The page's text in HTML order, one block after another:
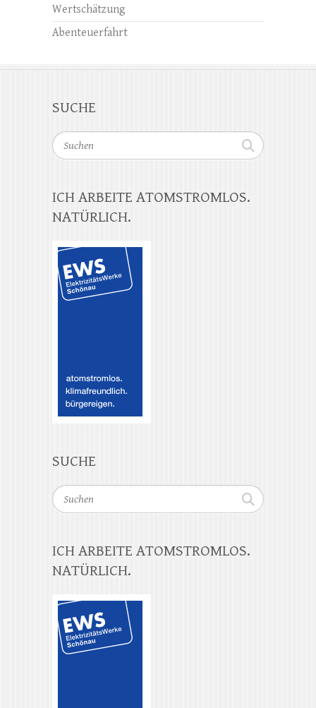
Wertschätzung
Abenteuerfahrt
SUCHE
Suchen
ICH ARBEITE ATOMSTROMLOS.
NATÜRLICH.
SUCHE
Suchen
ICH ARBEITE ATOMSTROMLOS.
NATÜRLICH.